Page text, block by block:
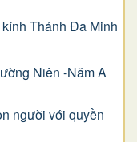
Thánh Đa Minh
Niên -Năm A
người với quyền